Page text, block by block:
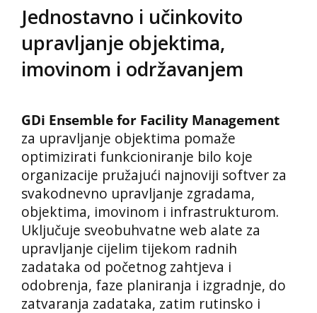
Jednostavno i učinkovito
upravljanje objektima,
imovinom i održavanjem
GDi Ensemble for Facility Management
za upravljanje objektima pomaže
optimizirati funkcioniranje bilo koje
organizacije pružajući najnoviji softver za
svakodnevno upravljanje zgradama,
objektima, imovinom i infrastrukturom.
Uključuje sveobuhvatne web alate za
upravljanje cijelim tijekom radnih
zadataka od početnog zahtjeva i
odobrenja, faze planiranja i izgradnje, do
zatvaranja zadataka, zatim rutinsko i